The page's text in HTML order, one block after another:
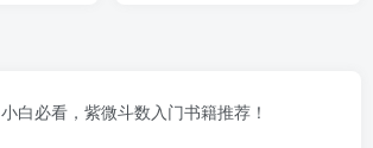
小白必看，紫微斗数入门书籍推荐！